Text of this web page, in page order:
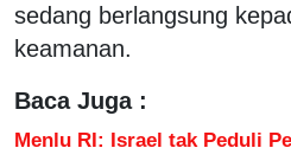
sedang berlangsung
keamanan.
Baca Juga :
Menlu RI: Israel tak Peduli